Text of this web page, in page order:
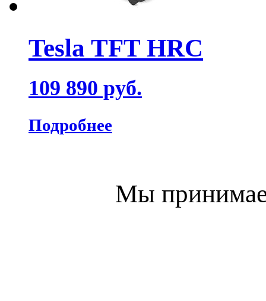
Tesla TFT HRC
109 890 руб.
Подробнее
Мы